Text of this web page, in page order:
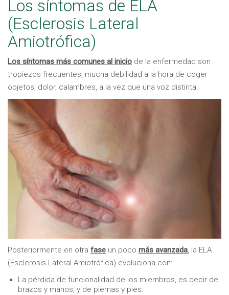
Los síntomas de ELA
(Esclerosis Lateral
Amiotrófica)
Los síntomas más comunes al inicio de la enfermedad son
tropiezos frecuentes, mucha debilidad a la hora de coger
objetos, dolor, calambres, a la vez que una voz distinta.
Posteriormente en otra fase un poco más avanzada, la ELA
(Esclerosis Lateral Amiotrófica) evoluciona con:
La pérdida de funcionalidad de los miembros, es decir de
brazos y manos, y de piernas y pies.